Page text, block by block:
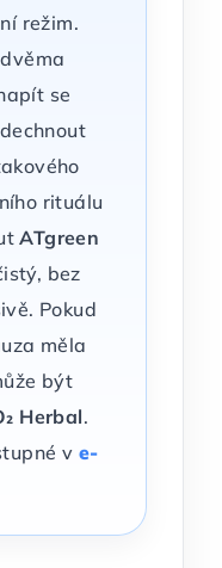
režim.
se
rituálu
ATgreen
bez
Pokud
měla
být
Herbal.
v e-